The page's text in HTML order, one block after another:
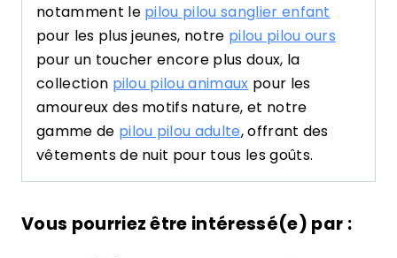
notamment le pilou pilou sanglier enfant
pour les plus jeunes, notre pilou pilou ours
pour un toucher encore plus doux, la
collection pilou pilou animaux pour les
amoureux des motifs nature, et notre
gamme de pilou pilou adulte, offrant des
vêtements de nuit pour tous les goûts.
Vous pourriez être intéressé(e) par :